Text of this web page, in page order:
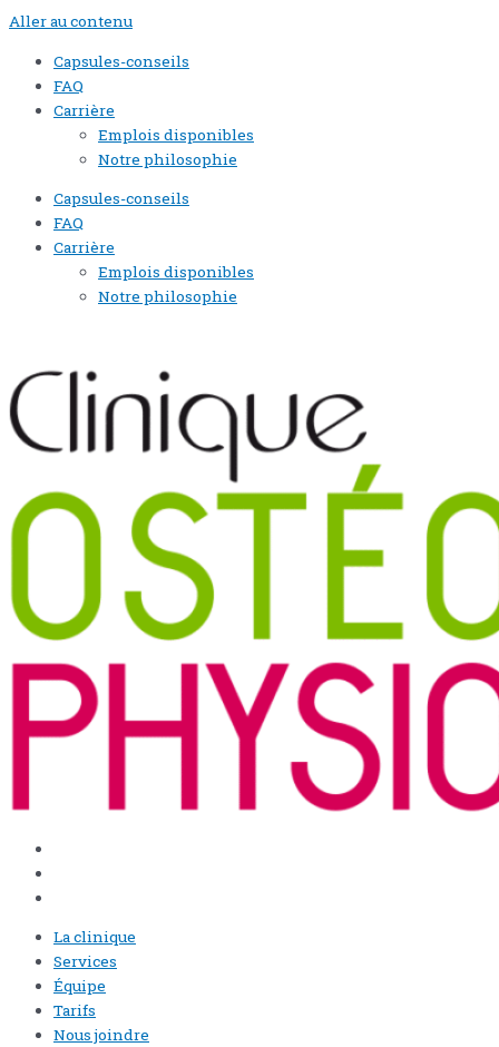
Aller au contenu
Capsules-conseils
FAQ
Carrière
Emplois disponibles
Notre philosophie
Capsules-conseils
FAQ
Carrière
Emplois disponibles
Notre philosophie
La clinique
Services
Équipe
Tarifs
Nous joindre